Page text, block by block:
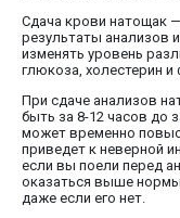
Сдача крови натощак
результаты анализов
изменять уровень
глюкоза, холестерин и
При сдаче анализов
быть за 8-12 часов до
может временно
приведет к неверной
если вы поели перед
оказаться выше
даже если его нет.